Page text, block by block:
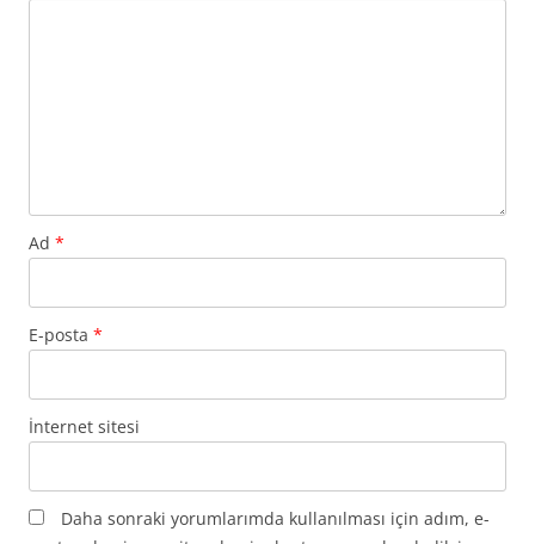
Ad *
E-posta *
İnternet sitesi
Daha sonraki yorumlarımda kullanılması için adım, e-